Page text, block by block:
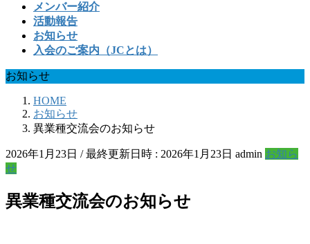
メンバー紹介
活動報告
お知らせ
入会のご案内（JCとは）
お知らせ
HOME
お知らせ
異業種交流会のお知らせ
2026年1月23日 / 最終更新日時 : 2026年1月23日 admin お知ら
せ
異業種交流会のお知らせ